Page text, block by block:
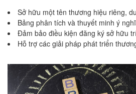
Sở hữu một tên thương hiệu riêng,
Bảng phân tích và thuyết minh ý
Đảm bảo điều kiện đăng ký sở hữu
Hỗ trợ các giải pháp phát triển